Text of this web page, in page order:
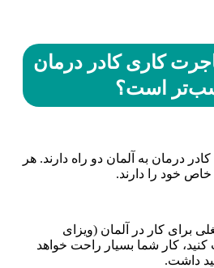
کاری کادر درمان
است؟
درمان به آلمان دو راه دارند. هر
خاص خود را دارند.
برای کار در آلمان (ویزای
کار شما بسیار راحت خواهد
داشت.